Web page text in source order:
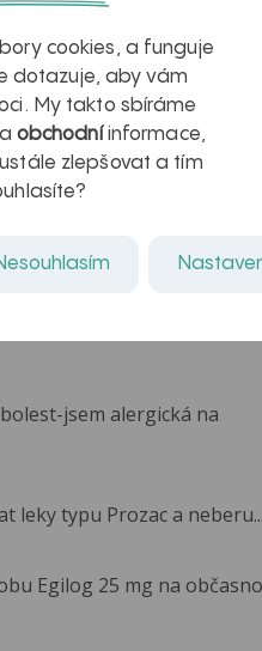
myastenie –
naděje pro ty,
kteří ji...
jsem alergická na
leky typu Prozac a neberu...
Egilog 25 mg na
cookies, a funguje
dotazuje, aby vám
My takto sbíráme
a obchodníinformace,
zlepšovat a tím